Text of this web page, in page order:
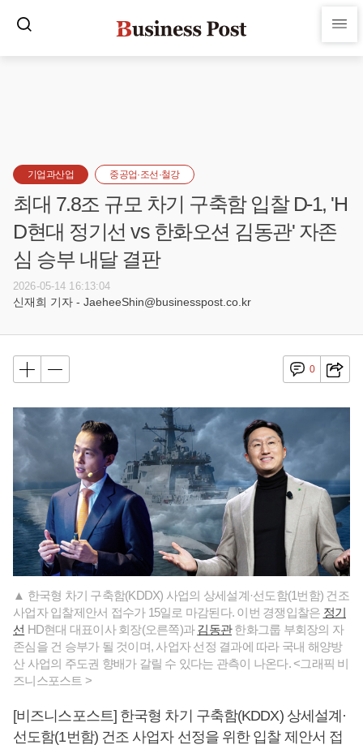
기업과산업 중공업·조선·철강
최대 7.8조 규모 차기 구축함 입찰 D-1, 'H
D현대 정기선 vs 한화오션 김동관' 자존
심 승부 내달 결판
2026-05-14 16:13:04
신재희 기자 - JaeheeShin@businesspost.co.kr
0
▲ 한국형 차기 구축함(KDDX) 사업의 상세설계·선도함(1번함) 건조
사업자 입찰제안서 접수가 15일로 마감된다. 이번 경쟁입찰은 정기
선 HD현대 대표이사 회장(오른쪽)과김동관한화그룹 부회장의 자
존심을 건 승부가 될 것이며, 사업자 선정 결과에 따라 국내 해양방
산 사업의 주도권 향배가 갈릴 수 있다는 관측이 나온다. <그래픽 비
즈니스포스트 >
[비즈니스포스트] 한국형 차기 구축함(KDDX) 상세설계·
선도함(1번함) 건조 사업자 선정을 위한 입찰 제안서 접